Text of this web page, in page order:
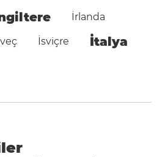
İrlanda
İsviçre İtalya